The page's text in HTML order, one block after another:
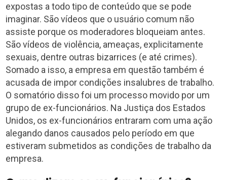
expostas a todo tipo de conteúdo que se pode
imaginar. São vídeos que o usuário comum não
assiste porque os moderadores bloqueiam antes.
São vídeos de violência, ameaças, explicitamente
sexuais, dentre outras bizarrices (e até crimes).
Somado a isso, a empresa em questão também é
acusada de impor condições insalubres de trabalho.
O somatório disso foi um processo movido por um
grupo de ex-funcionários. Na Justiça dos Estados
Unidos, os ex-funcionários entraram com uma ação
alegando danos causados pelo período em que
estiveram submetidos as condições de trabalho da
empresa.